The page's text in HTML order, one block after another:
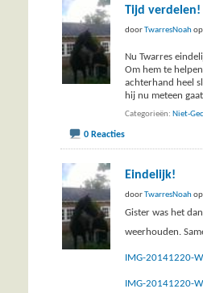
Tijd verdelen!
doorTwarresNoah
Nu Twarres
Om hem te
achterhand heel
hij nu meteen
Categorieën Niet-
0 Reacties
Eindelijk!
doorTwarresNoah
Gister was het
weerhouden.
IMG-20141220-
IMG-20141220-